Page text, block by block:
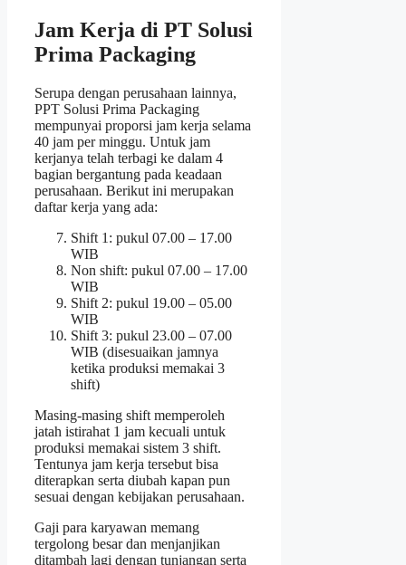
Jam Kerja di PT Solusi
Prima Packaging
Serupa dengan perusahaan lainnya,
PPT Solusi Prima Packaging
mempunyai proporsi jam kerja selama
40 jam per minggu. Untuk jam
kerjanya telah terbagi ke dalam 4
bagian bergantung pada keadaan
perusahaan. Berikut ini merupakan
daftar kerja yang ada:
Shift 1: pukul 07.00 – 17.00
WIB
Non shift: pukul 07.00 – 17.00
WIB
Shift 2: pukul 19.00 – 05.00
WIB
Shift 3: pukul 23.00 – 07.00
WIB (disesuaikan jamnya
ketika produksi memakai 3
shift)
Masing-masing shift memperoleh
jatah istirahat 1 jam kecuali untuk
produksi memakai sistem 3 shift.
Tentunya jam kerja tersebut bisa
diterapkan serta diubah kapan pun
sesuai dengan kebijakan perusahaan.
Gaji para karyawan memang
tergolong besar dan menjanjikan
ditambah lagi dengan tunjangan serta